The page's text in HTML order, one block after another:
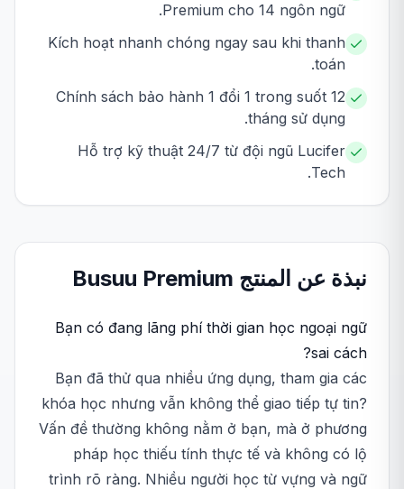
Premium cho 14 ngôn ngữ.
Kích hoạt nhanh chóng ngay sau khi thanh
toán.
Chính sách bảo hành 1 đổi 1 trong suốt 12
tháng sử dụng.
Hỗ trợ kỹ thuật 24/7 từ đội ngũ Lucifer
Tech.
نبذة عن المنتج Busuu Premium
Bạn có đang lãng phí thời gian học ngoại ngữ
sai cách?
Bạn đã thử qua nhiều ứng dụng, tham gia các
khóa học nhưng vẫn không thể giao tiếp tự tin?
Vấn đề thường không nằm ở bạn, mà ở phương
pháp học thiếu tính thực tế và không có lộ
trình rõ ràng. Nhiều người học từ vựng và ngữ